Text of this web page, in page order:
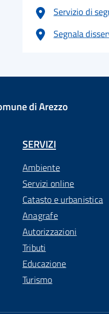
Servizio di
Segnala
di Arezzo
SERVIZI
Ambiente
Servizi online
Catasto e urbanistica
Anagrafe
Autorizzazioni
Tributi
Educazione
Turismo